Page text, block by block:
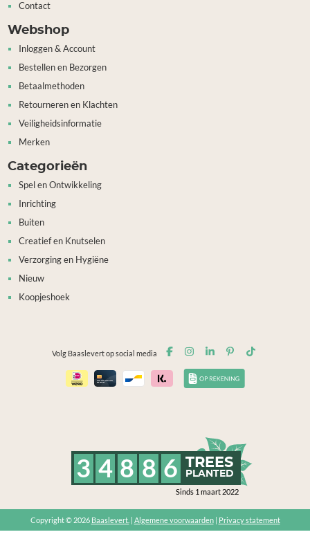
Contact
Webshop
Inloggen & Account
Bestellen en Bezorgen
Betaalmethoden
Retourneren en Klachten
Veiligheidsinformatie
Merken
Categorieën
Spel en Ontwikkeling
Inrichting
Buiten
Creatief en Knutselen
Verzorging en Hygiëne
Nieuw
Koopjeshoek
Volg Baaslevert op social media
3 4 8 8 6 TREES
PLANTED
Sinds 1 maart 2022
Copyright © 2026 Baaslevert. Algemene voorwaarden| Privacy statement